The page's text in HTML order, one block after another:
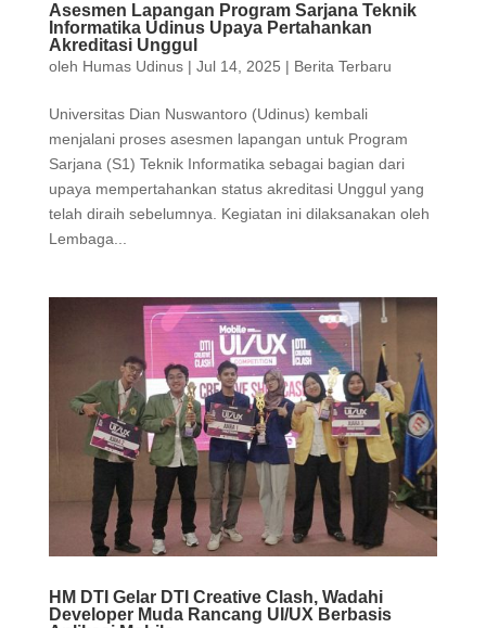
Asesmen Lapangan Program Sarjana Teknik
Informatika Udinus Upaya Pertahankan
Akreditasi Unggul
oleh Humas Udinus| Jul 14, 2025 | Berita Terbaru
Universitas Dian Nuswantoro (Udinus) kembali
menjalani proses asesmen lapangan untuk Program
Sarjana (S1) Teknik Informatika sebagai bagian dari
upaya mempertahankan status akreditasi Unggul yang
telah diraih sebelumnya. Kegiatan ini dilaksanakan oleh
Lembaga...
HM DTI Gelar DTI Creative Clash, Wadahi
Developer Muda Rancang UI/UX Berbasis